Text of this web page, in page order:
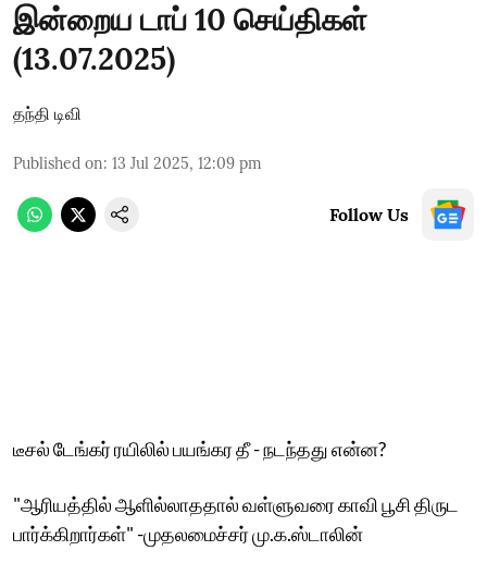
இன்றைய டாப் 10 செய்திகள்
(13.07.2025)
தந்தி டிவி
Published on: 13 Jul 2025, 12:09 pm
Follow Us
டீசல் டேங்கர் ரயிலில் பயங்கர தீ - நடந்தது என்ன?
"ஆரியத்தில் ஆளில்லாததால் வள்ளுவரை காவி பூசி திருட
பார்க்கிறார்கள்" -முதலமைச்சர் மு.க.ஸ்டாலின்